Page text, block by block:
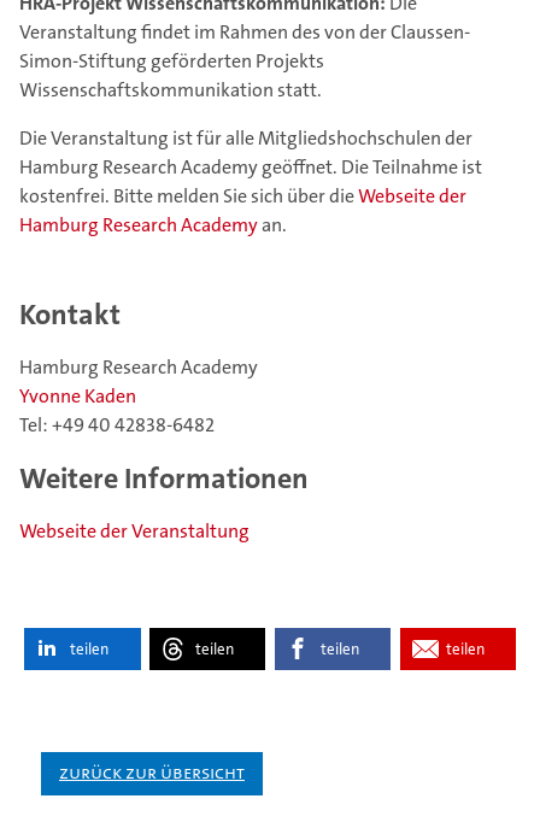
Veranstaltung findet im Rahmen des von der Claussen-
Simon-Stiftung geförderten Projekts
Wissenschaftskommunikation statt.
Die Veranstaltung ist für alle Mitgliedshochschulen der
Hamburg Research Academy geöffnet. Die Teilnahme ist
kostenfrei. Bitte melden Sie sich über dieWebseite der
Hamburg Research Academyan.
Kontakt
Hamburg Research Academy
Yvonne Kaden
Tel: +49 40 42838-6482
Weitere Informationen
Webseite der Veranstaltung
teilen teilen teilen teilen
Zurück zur Übersicht